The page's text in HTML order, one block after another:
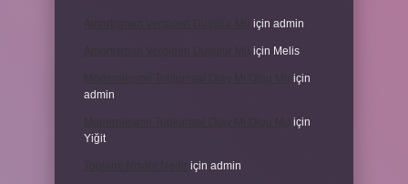
için admin
için Melis
için
admin
için
Yiğit
için admin